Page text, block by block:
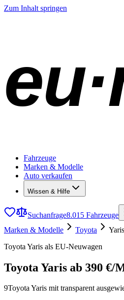
Zum Inhalt springen
Fahrzeuge
Marken & Modelle
Auto verkaufen
Wissen & Hilfe
Suchanfrage8.015 Fahrzeuge
Marken & Modelle
Toyota
Yaris
Toyota Yaris als EU-Neuwagen
Toyota Yaris ab 390 €/
9Toyota Yaris mit transparent